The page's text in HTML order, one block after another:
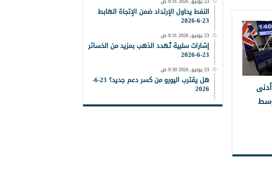
وسط
النفط يحاول الإرتداد ضمن الإتجاة الهابط
23-6-2026
23 يونيو, 2026 9:31 ص
إشارات سلبية تُهدد الذهب بمزيد من الخسائر
23-6-2026
23 يونيو, 2026 9:30 ص
هل يقترب اليورو من كسر دعم جديد؟ 23-6-
2026